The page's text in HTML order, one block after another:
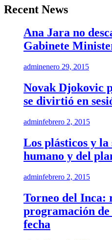
Recent News
Ana Jara no
Gabinete
adminenero 29, 2015
Novak Djokovic
se divirtió en
adminfebrero 2, 2015
Los plásticos y la
humano y del
adminfebrero 2, 2015
Torneo del Inca:
programación
fecha